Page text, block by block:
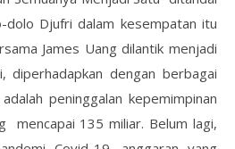
dolo Djufri dalam kesempatan itu
James Uang dilantik menjadi
diperhadapkan dengan berbagai
peninggalan kepemimpinan
mencapai 135 miliar. Belum lagi,